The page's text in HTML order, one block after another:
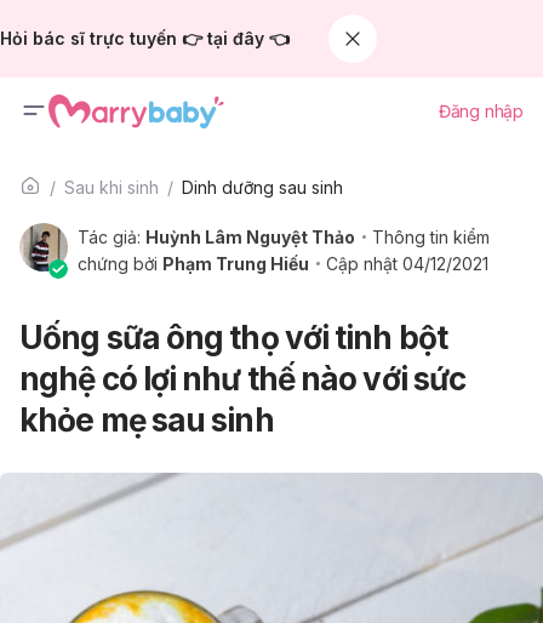
Hỏi bác sĩ trực tuyến 👉 tại đây 👈
Đăng nhập
Sau khi sinh Dinh dưỡng sau sinh
Tác giả: Huỳnh Lâm Nguyệt Thảo
Thông tin kiểm
chứng bởi Phạm Trung Hiếu Cập nhật 04/12/2021
Uống sữa ông thọ với tinh bột
nghệ có lợi như thế nào với sức
khỏe mẹ sau sinh